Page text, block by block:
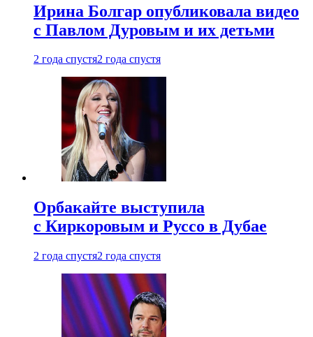
Ирина Болгар опубликовала видео
с Павлом Дуровым и их детьми
2 года спустя2 года спустя
Орбакайте выступила
с Киркоровым и Руссо в Дубае
2 года спустя2 года спустя